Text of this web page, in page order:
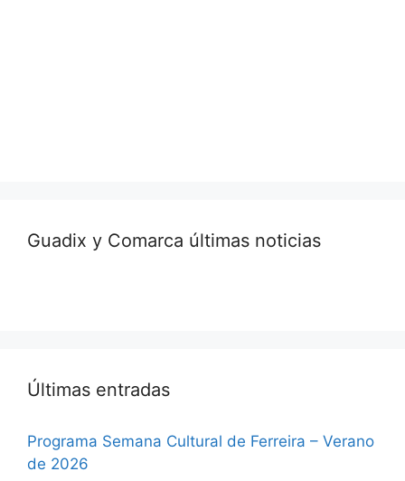
Guadix y Comarca últimas noticias
Últimas entradas
Programa Semana Cultural de Ferreira – Verano
de 2026